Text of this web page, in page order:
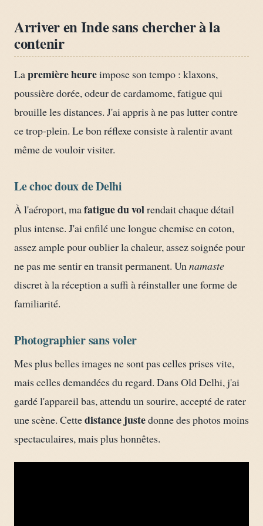
Arriver en Inde sans chercher à la
contenir
Lapremière heureimpose son tempo : klaxons,
poussière dorée, odeur de cardamome, fatigue qui
brouille les distances. J'ai appris à ne pas lutter contre
ce trop-plein. Le bon réflexe consiste à ralentir avant
même de vouloir visiter.
Le choc doux de Delhi
À l'aéroport, mafatigue du volrendait chaque détail
plus intense. J'ai enfilé une longue chemise en coton,
assez ample pour oublier la chaleur, assez soignée pour
ne pas me sentir en transit permanent. Unnamaste
discret à la réception a suffi à réinstaller une forme de
familiarité.
Photographier sans voler
Mes plus belles images ne sont pas celles prises vite,
mais celles demandées du regard. Dans Old Delhi, j'ai
gardé l'appareil bas, attendu un sourire, accepté de rater
une scène. Cettedistance justedonne des photos moins
spectaculaires, mais plus honnêtes.